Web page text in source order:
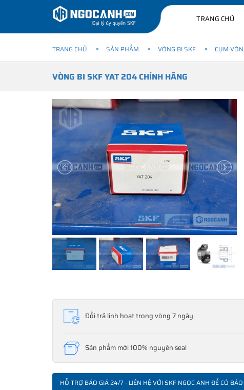
TRANG CHỦ
TRANG CHỦ SẢN PHẨM VÒNG BI SKF CỤM
VÒNG BI SKF YAT 204 CHÍNH HÃNG
Đổi trả linh hoạt trong vòng 7 ngày
Sản phẩm mới 100% nguyên seal
HỖ TRỢ BÁO GIÁ 24/7 - LIÊN HỆ VỚI SKF NGỌC ANH ĐỂ CÓ